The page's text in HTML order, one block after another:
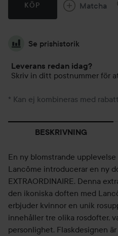
KÖP Matcha
Se prishistorik
Leverans redan idag?
Skriv in ditt postnummer för
* Kan ej kombineras med
BESKRIVNING
En ny blomstrande upplevelse
Lancôme introducerar en ny
EXTRAORDINAIRE. Denna
den ikoniska doften med
erbjuder kvinnor en unik
innehåller tre olika rosdofter,
personlighet. Flaskdesignen